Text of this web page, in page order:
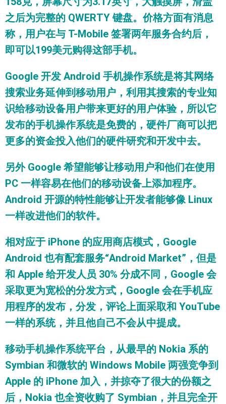
之后为完整的 QWERTY 键盘。价格方面有消息
称，用户在与 T-Mobile 签署两年服务合约后，
即可以199美元购得这部手机。
Google 开发 Android 手机操作系统是将其网络
搜索业务延伸到移动用户，利用其搜索的专业知
识给移动设备用户带来更好的用户体验，所以它
发布的手机操作系统是免费的，硬件厂商可以把
更多的资金投入他们的硬件研究和开发中去。
另外 Google 希望能够让移动用户和他们在使用
PC 一样容易在他们的移动设备上添加程序。
Android 开源的特性能够让开发者能够像 Linux
一样改进他们的软件。
相对应于 iPhone 的应用商店模式，Google
Android 也有配套服务“Android Market”，但是
和 Apple 给开发人员 30% 分成不同，Google 会
采取更为宽松的分发方式，Google 会在手机应
用程序的发布，分发，评论上面采取和 YouTube
一样的系统，并且他自己不会从中提成。
移动手机操作系统平台，从最早的 Nokia 系的
Symbian 和微软的 Windows Mobile 两强竞争到
Apple 的 iPhone 加入，并掠夺了很大的份额之
后，Nokia 也全资收购了 Symbian，并且完全开